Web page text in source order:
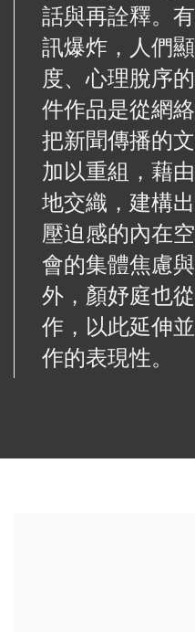
話與再詮釋。
訊爆炸，人們
度、心理脫序
件作品是從網
把新聞傳播的
加以重組，藉
地交織，建構
壓迫感的內在
會的集體焦慮
外，顏妤庭也
作，以此延伸
作的表現性。